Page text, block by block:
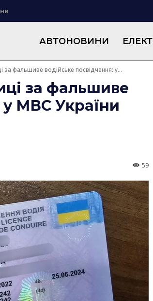
АВТОНОВИНИ
за фальшиве водійське посвідчення: у...
за фальшиве
у МВС України
59